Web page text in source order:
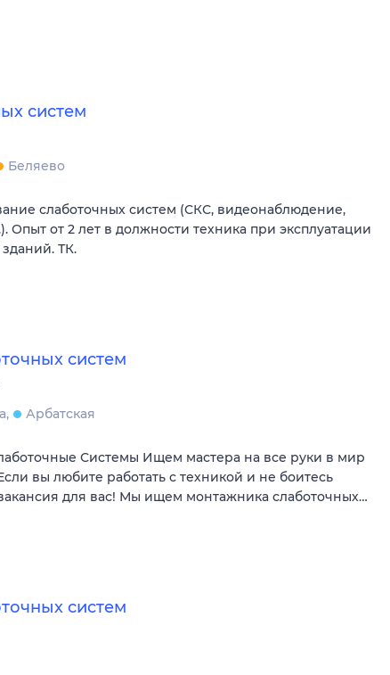
систем
Беляево
слаботочных систем (СКС, видеонаблюдение,
Опыт от 2 лет в должности техника при эксплуатации
ТК.
систем
Арбатская
Системы Ищем мастера на все руки в мир
вы любите работать с техникой и не боитесь
для вас! Мы ищем монтажника слаботочных…
систем